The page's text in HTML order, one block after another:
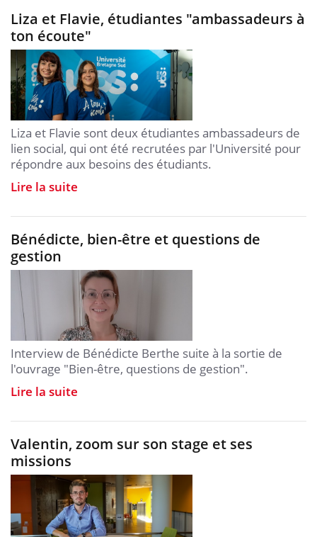
Liza et Flavie, étudiantes "ambassadeurs à
ton écoute"
Liza et Flavie sont deux étudiantes ambassadeurs de
lien social, qui ont été recrutées par l'Université pour
répondre aux besoins des étudiants.
Lire la suite
Bénédicte, bien-être et questions de
gestion
Interview de Bénédicte Berthe suite à la sortie de
l'ouvrage "Bien-être, questions de gestion".
Lire la suite
Valentin, zoom sur son stage et ses
missions